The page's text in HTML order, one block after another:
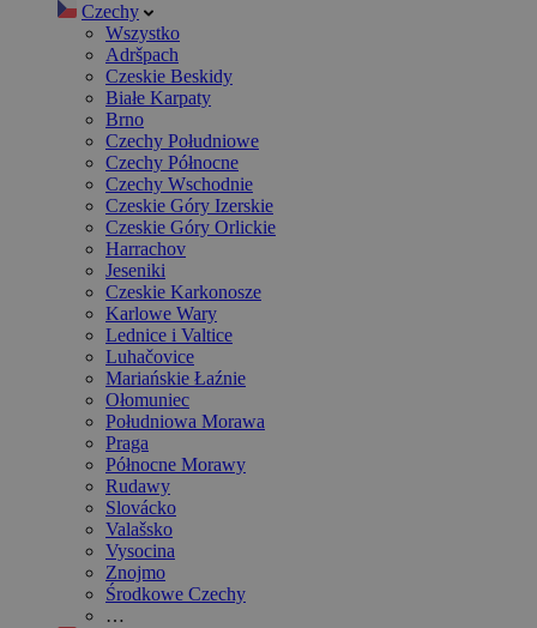
Czechy
Wszystko
Adršpach
Czeskie Beskidy
Białe Karpaty
Brno
Czechy Południowe
Czechy Północne
Czechy Wschodnie
Czeskie Góry Izerskie
Czeskie Góry Orlickie
Harrachov
Jeseniki
Czeskie Karkonosze
Karlowe Wary
Lednice i Valtice
Luhačovice
Mariańskie Łaźnie
Ołomuniec
Południowa Morawa
Praga
Północne Morawy
Rudawy
Slovácko
Valašsko
Vysocina
Znojmo
Środkowe Czechy
…